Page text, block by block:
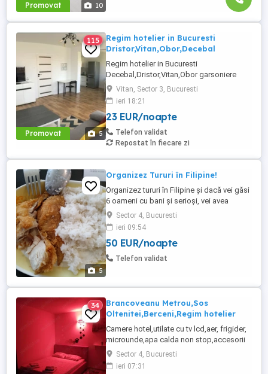
Promovat 10
Promovat 5
115
Regim hotelier in Bucuresti
Dristor,Vitan,Obor,Decebal
Regim hotelier in Bucuresti
Decebal,Dristor,Vitan,Obor garsoniere
apartamente 2-3 camere,utilate complet,
mobilate modern, aer conditionat,lenjerii
prosoape curate,poze reale, televizor Led,
internet WiFi, foarte curat, discret, Parcare
120 lei 3 ore 150 lei zi garsoniera 250 lei zi
2 camere Nu ...
Vitan, Sector 3, Bucuresti
ieri 18:21
23 EUR/noapte
Telefon validat
Repostat în fiecare zi
5
Organizez Tururi în Filipine!
Organizez tururi în Filipine și dacă vei găsi
6 oameni cu bani și serioși, vei avea
cazare gratuită la Hotel în Filipine, pe
perioada cât vor sta acei oameni în
Filipine. Mulțumesc anticipat!
Sector 4, Bucuresti
ieri 09:54
50 EUR/noapte
Telefon validat
34
Brancoveanu Metrou,Sos
Oltenitei,Berceni,Regim hotelier
Camere hotel,utilate cu tv lcd,aer, frigider,
microunde,apa calda non stop,accesorii
pentru igiena, flexibil si discret. Exclus
companie,minori si petreceri. Preturi 100
ron expres(2-3 ore),120 sau 140 camera( 3
Sector 4, Bucuresti
ieri 07:31